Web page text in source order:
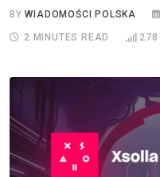
BYWIADOMOŚCI POLSKA
2 MINUTES READ 278